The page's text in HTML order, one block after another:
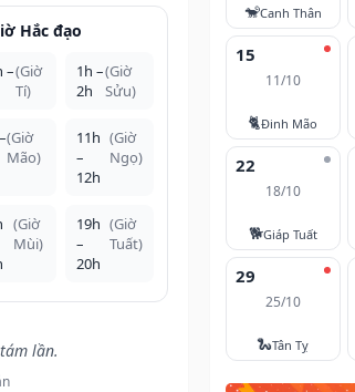
Hắc đạo
–(Giờ
Tí)
1h –
2h
(Giờ
Sửu)
(Giờ
Mão)
11h
–
12h
(Giờ
Ngọ)
(Giờ
Mùi)
19h
–
20h
(Giờ
Tuất)
lần.
🐒Canh Thân
15
11/10
🐈Đinh Mão
22
18/10
🐕Giáp Tuất
29
25/10
🐍Tân Tỵ